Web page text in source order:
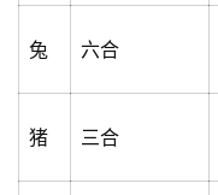
首
页
章
兔 六合
猪 三合